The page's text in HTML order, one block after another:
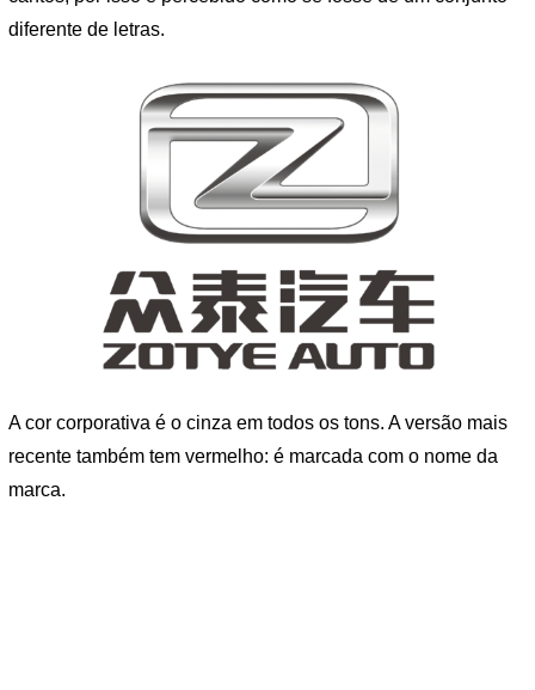
diferente de letras.
A cor corporativa é o cinza em todos os tons. A versão mais
recente também tem vermelho: é marcada com o nome da
marca.